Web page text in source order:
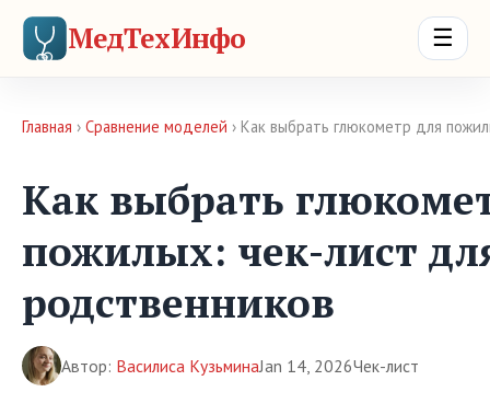
МедТехИнфо ☰
Главная › Сравнение моделей › Как выбрать глюкометр для
Как выбрать
пожилых: чек-лист
родственников
Автор: Василиса КузьминаJan 14, 2026Чек-лист